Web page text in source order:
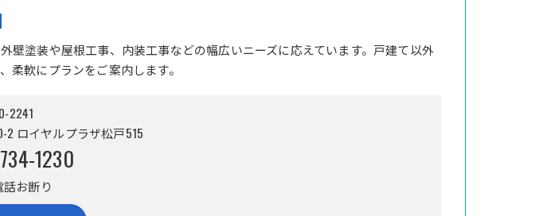
壁塗装や屋根工事、内装工事などの幅広いニーズに応えています。戸建て以外
柔軟にプランをご案内します。
2241
2 ロイヤルプラザ松戸515
1230
お断り